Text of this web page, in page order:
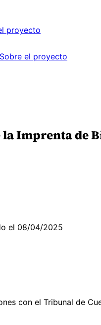
proyecto
Sobre el proyecto
Imprenta de
el 08/04/2025
con el Tribunal de